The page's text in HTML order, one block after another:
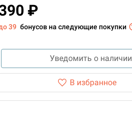
₽
39 бонусов на следующие покупки
Уведомить о наличии
В избранное